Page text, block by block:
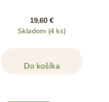
19,60 €
Skladom (4 ks)
Do košíka